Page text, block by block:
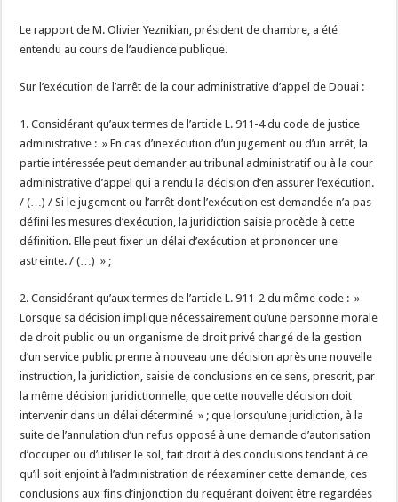
Le rapport de M. Olivier Yeznikian, président de chambre, a été
entendu au cours de l’audience publique.
Sur l’exécution de l’arrêt de la cour administrative d’appel de Douai :
1. Considérant qu’aux termes de l’article L. 911-4 du code de justice
administrative : » En cas d’inexécution d’un jugement ou d’un arrêt, la
partie intéressée peut demander au tribunal administratif ou à la cour
administrative d’appel qui a rendu la décision d’en assurer l’exécution.
/ (…) / Si le jugement ou l’arrêt dont l’exécution est demandée n’a pas
défini les mesures d’exécution, la juridiction saisie procède à cette
définition. Elle peut fixer un délai d’exécution et prononcer une
astreinte. / (…) » ;
2. Considérant qu’aux termes de l’article L. 911-2 du même code : »
Lorsque sa décision implique nécessairement qu’une personne morale
de droit public ou un organisme de droit privé chargé de la gestion
d’un service public prenne à nouveau une décision après une nouvelle
instruction, la juridiction, saisie de conclusions en ce sens, prescrit, par
la même décision juridictionnelle, que cette nouvelle décision doit
intervenir dans un délai déterminé » ; que lorsqu’une juridiction, à la
suite de l’annulation d’un refus opposé à une demande d’autorisation
d’occuper ou d’utiliser le sol, fait droit à des conclusions tendant à ce
qu’il soit enjoint à l’administration de réexaminer cette demande, ces
conclusions aux fins d’injonction du requérant doivent être regardées